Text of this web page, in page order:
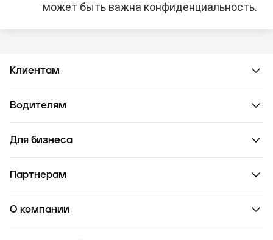
может быть важна конфиденциальность.
Клиентам
Водителям
Для бизнеса
Партнерам
О компании